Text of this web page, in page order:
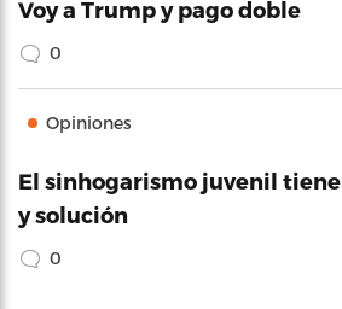
Voy a Trump y pago doble
0
Opiniones
El sinhogarismo juvenil
y solución
0